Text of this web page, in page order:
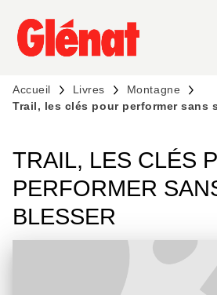
MENU RECHERCHE
PIED DE PAGE
Accueil Livres
Montagne
Trail, les clés pour performer sans
TRAIL, LES CLÉS
PERFORMER
BLESSER